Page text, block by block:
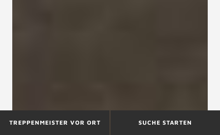
TREPPENMEISTER VOR ORT SUCHE STARTEN